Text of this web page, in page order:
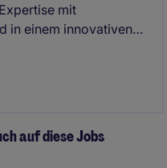
mit
in einem innovativen
auf diese Jobs